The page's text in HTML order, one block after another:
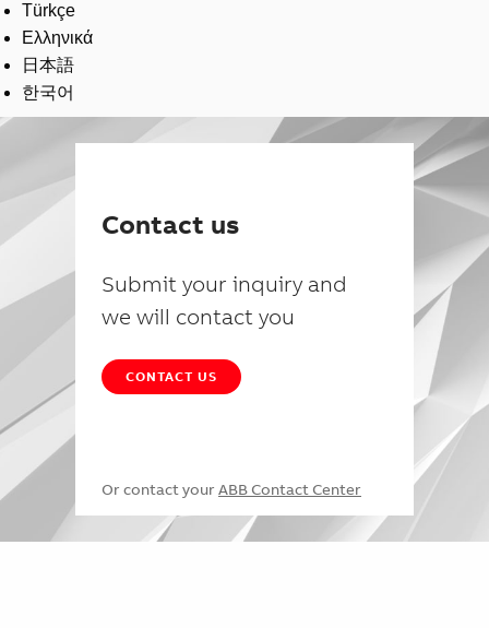
Türkçe
Ελληνικά
日本語
한국어
Contact us
Submit your inquiry and
we will contact you
CONTACT US
Or contact your ABB Contact Center